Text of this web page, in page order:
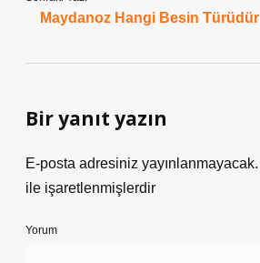
Maydanoz Hangi Besin Türüdür
Bir yanıt yazın
E-posta adresiniz yayınlanmayacak.
ile işaretlenmişlerdir
Yorum